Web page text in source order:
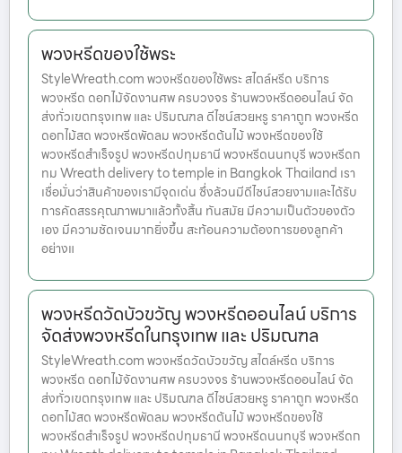
พวงหรีดของใช้พระ
StyleWreath.com พวงหรีดของใช้พระ สไตล์หรีด บริการ
พวงหรีด ดอกไม้จัดงานศพ ครบวงจร ร้านพวงหรีดออนไลน์ จัด
ส่งทั่วเขตกรุงเทพ และ ปริมณฑล ดีไซน์สวยหรู ราคาถูก พวงหรีด
ดอกไม้สด พวงหรีดพัดลม พวงหรีดต้นไม้ พวงหรีดของใช้
พวงหรีดสำเร็จรูป พวงหรีดปทุมธานี พวงหรีดนนทบุรี พวงหรีดก
ทม Wreath delivery to temple in Bangkok Thailand เรา
เชื่อมั่นว่าสินค้าของเรามีจุดเด่น ซึ่งล้วนมีดีไซน์สวยงามและได้รับ
การคัดสรรคุณภาพมาแล้วทั้งสิ้น ทันสมัย มีความเป็นตัวของตัว
เอง มีความชัดเจนมากยิ่งขึ้น สะท้อนความต้องการของลูกค้า
อย่างแ
พวงหรีดวัดบัวขวัญ พวงหรีดออนไลน์ บริการ
จัดส่งพวงหรีดในกรุงเทพ และ ปริมณฑล
StyleWreath.com พวงหรีดวัดบัวขวัญ สไตล์หรีด บริการ
พวงหรีด ดอกไม้จัดงานศพ ครบวงจร ร้านพวงหรีดออนไลน์ จัด
ส่งทั่วเขตกรุงเทพ และ ปริมณฑล ดีไซน์สวยหรู ราคาถูก พวงหรีด
ดอกไม้สด พวงหรีดพัดลม พวงหรีดต้นไม้ พวงหรีดของใช้
พวงหรีดสำเร็จรูป พวงหรีดปทุมธานี พวงหรีดนนทบุรี พวงหรีดก